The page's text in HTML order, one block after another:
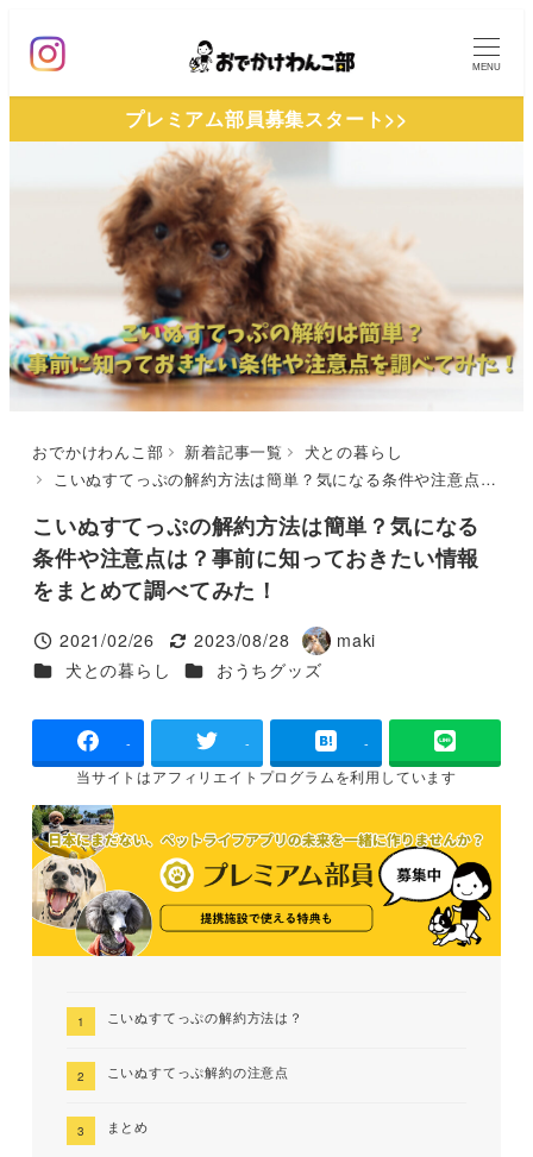
ン
移
動
MENU
プレミアム部員募集スタート>>
おでかけわんこ部 新着記事一覧
犬との暮らし
こいぬすてっぷの解約方法は簡単？気になる条件や注意点は？事前に知っておきたい情報をまとめて調べてみた！
こいぬすてっぷの解約方法は簡単？気になる
条件や注意点は？事前に知っておきたい情報
をまとめて調べてみた！
投稿日
2021/02/26
更新日
2023/08/28
著
者
maki
カテゴリー
犬との暮らし カテゴリー
おうちグッズ
- - -
当サイトはアフィリエイトプログラムを利用しています
こいぬすてっぷの解約方法は？
こいぬすてっぷ解約の注意点
まとめ